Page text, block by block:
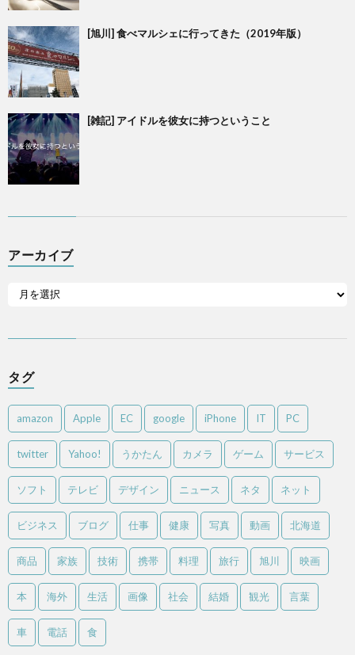
[旭川] 食べマルシェに行ってきた（2019年版）
[雑記] アイドルを彼女に持つということ
アーカイブ
タグ
amazon Apple EC google iPhone IT PC
twitter Yahoo! うかたん カメラ ゲーム サービス
ソフト テレビ デザイン ニュース ネタ ネット
ビジネス ブログ 仕事 健康 写真 動画 北海道
商品 家族 技術 携帯 料理 旅行 旭川 映画
本 海外 生活 画像 社会 結婚 観光 言葉
車 電話 食